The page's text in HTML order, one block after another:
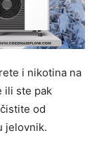
i nikotina na
ili ste pak
od
jelovnik.